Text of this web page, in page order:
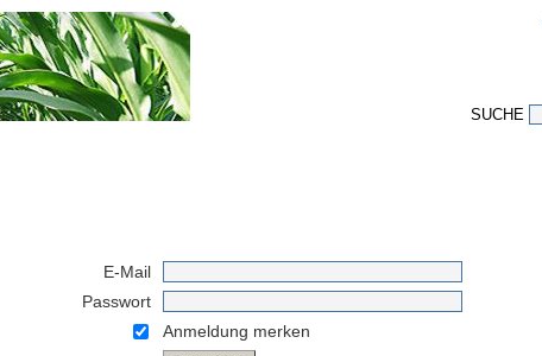
SUCHE
E-Mail
Passwort
Anmeldung merken